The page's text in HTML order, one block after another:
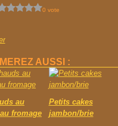
0 vote
AUSSI :
au
fromage
Petits cakes
jambon/brie